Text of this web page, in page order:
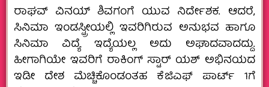
ರಾಘವ್ ವಿನಯ್ ಶಿವಗಂಗೆ ಯುವ ನಿರ್ದೇಶಕ. ಆದರೆ,
ಸಿನಿಮಾ ಇಂಡಸ್ಟ್ರೀಯಲ್ಲಿ ಇವರಿಗಿರುವ ಅನುಭವ ಹಾಗೂ
ಸಿನಿಮಾ ವಿದ್ಯೆ ಇದ್ಯೆಯಲ್ಲ ಅದು ಅಘಾದವಾದದ್ದು.
ಹೀಗಾಗಿಯೇ ಇವರಿಗೆ ರಾಕಿಂಗ್ ಸ್ಟಾರ್ ಯಶ್ ಅಭಿನಯದ
ಇಡೀ ದೇಶ ಮೆಚ್ಚಿಕೊಂಡಂತಹ ಕೆಜಿಎಫ್ ಪಾರ್ಟ್ 1ಗೆ